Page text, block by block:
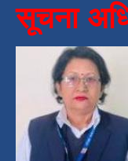
सूचना